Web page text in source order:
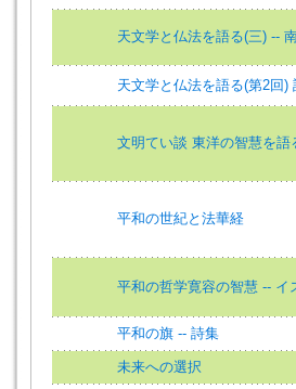
天文学と仏法を語る(三) --
天文学と仏法を語る(第2回
文明てい談 東洋の智慧を
平和の世紀と法華経
平和の哲学寛容の智慧 -- イ
平和の旗 -- 詩集
未来への選択